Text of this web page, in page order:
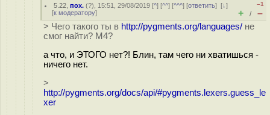
5.22 ,пох. (?), 15:51, 29/08/2019 [^] [^^] [^^^] [ответить][↓]
[к модератору]
–1
+ / –
> Чего такого ты в http://pygments.org/languages/ не
смог найти? M4?
а что, и ЭТОГО нет?! Блин, там чего ни хватишься -
ничего нет.
>
http://pygments.org/docs/api/#pygments.lexers.guess_le
xer